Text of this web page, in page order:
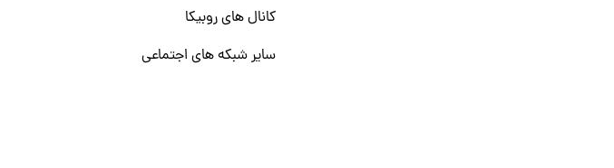
کانال های روبیکا
سایر شبکه های اجتماعی